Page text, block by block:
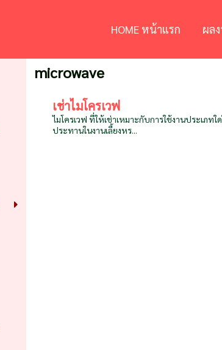
HOME หน้าแรก ผล
microwave
เช่าไมโครเวฟ
ไมโครเวฟ ที่ให้เช่าเหมาะกับการใช้งานประเภ
ประทานในงานเลี้ยงหร...